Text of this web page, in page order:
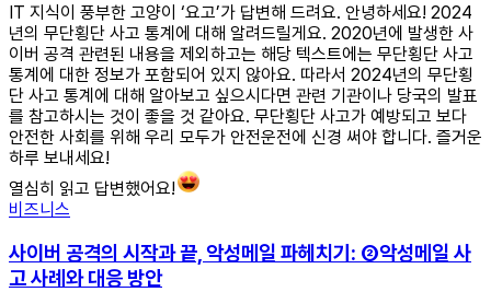
IT 지식이 풍부한 고양이 ‘요고’가 답변해 드려요. 안녕하세요! 2024
년의 무단횡단 사고 통계에 대해 알려드릴게요. 2020년에 발생한 사
이버 공격 관련된 내용을 제외하고는 해당 텍스트에는 무단횡단 사고
통계에 대한 정보가 포함되어 있지 않아요. 따라서 2024년의 무단횡
단 사고 통계에 대해 알아보고 싶으시다면 관련 기관이나 당국의 발표
를 참고하시는 것이 좋을 것 같아요. 무단횡단 사고가 예방되고 보다
안전한 사회를 위해 우리 모두가 안전운전에 신경 써야 합니다. 즐거운
하루 보내세요!
열심히 읽고 답변했어요!
비즈니스
사이버 공격의 시작과 끝, 악성메일 파헤치기: ②악성메일 사
고 사례와 대응 방안